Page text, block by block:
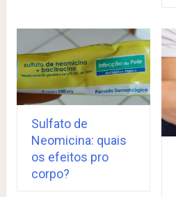
Sulfato de
Neomicina: quais
os efeitos pro
corpo?